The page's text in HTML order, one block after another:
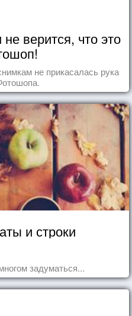
верится, что это
не прикасалась рука
и строки
задуматься...